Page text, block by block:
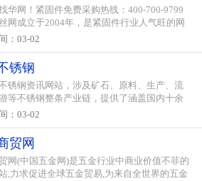
华网！紧固件免费采购热线：400-700-9799
网成立于2004年，是紧固件行业人气旺的网
台，旗下包括华人螺丝出口网、《螺丝产业
提供标..
：03-02
锈钢
锈钢资讯网站，涉及矿石、原料、生产、流
等不锈钢整条产业链，提供了涵盖国内十余
市场，约百个不锈钢品种相关的资讯、行情
：03-02
贸网
网(中国五金网)是五金行业中商业价值不菲的
,力求促进全球五金贸易,为来自全世界的五金